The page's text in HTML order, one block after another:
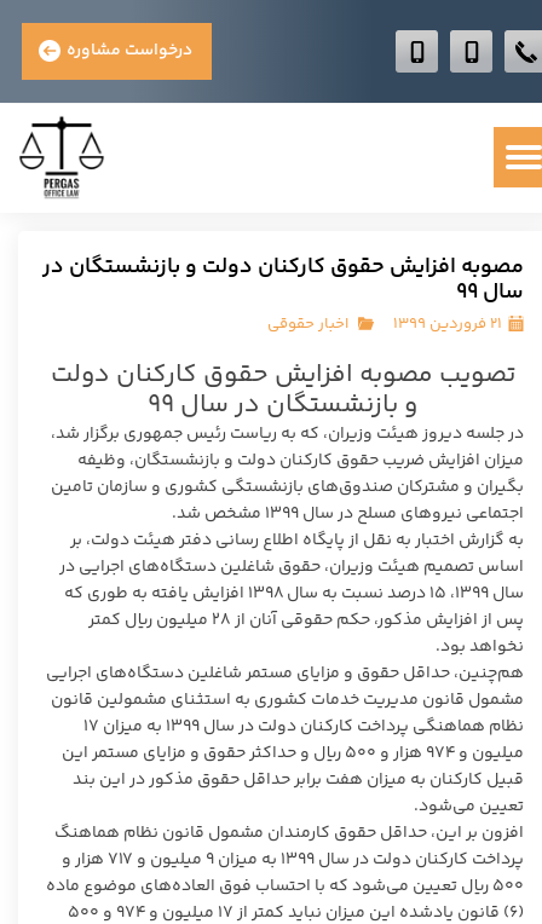
درخواست مشاوره
مصوبه افزایش حقوق کارکنان دولت و بازنشستگان در
سال ۹۹
۲۱ فروردین ۱۳۹۹ اخبار حقوقی
تصویب مصوبه افزایش حقوق کارکنان دولت
و بازنشستگان در سال ۹۹
در جلسه دیروز هیئت وزیران، که به ریاست رئیس جمهوری برگزار شد،
میزان افزایش ضریب حقوق کارکنان دولت و بازنشستگان، وظیفه
بگیران و مشترکان صندوق‌های بازنشستگی کشوری و سازمان تامین
اجتماعی نیرو‌های مسلح در سال ۱۳۹۹ مشخص شد.
به گزارش اختبار به نقل از پایگاه اطلاع رسانی دفتر هیئت دولت، بر
اساس تصمیم هیئت وزیران، حقوق شاغلین دستگاه‌های اجرایی در
سال ۱۳۹۹، ۱۵ درصد نسبت به سال ۱۳۹۸ افزایش یافته به طوری که
پس از افزایش مذکور، حکم حقوقی آنان از ۲۸ میلیون ریال کمتر
نخواهد بود.
هم‌چنین، حداقل حقوق و مزایای مستمر شاغلین دستگاه‌های اجرایی
مشمول قانون مدیریت خدمات کشوری به استثنای مشمولین قانون
نظام هماهنگی پرداخت کارکنان دولت در سال ۱۳۹۹ به میزان ۱۷
میلیون و ۹۷۴ هزار و ۵۰۰ ریال و حداکثر حقوق و مزایای مستمر این
قبیل کارکنان به میزان هفت برابر حداقل حقوق مذکور در این بند
تعیین می‌شود.
افزون بر این، حداقل حقوق کارمندان مشمول قانون نظام هماهنگ
پرداخت کارکنان دولت در سال ۱۳۹۹ به میزان ۹ میلیون و ۷۱۷ هزار و
۵۰۰ ریال تعیین می‌شود که با احتساب فوق العاده‌های موضوع ماده